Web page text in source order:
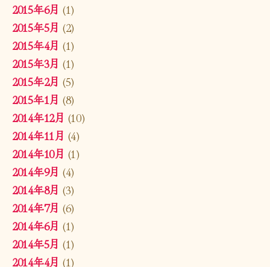
2015年6月 (1)
2015年5月 (2)
2015年4月 (1)
2015年3月 (1)
2015年2月 (5)
2015年1月 (8)
2014年12月 (10)
2014年11月 (4)
2014年10月 (1)
2014年9月 (4)
2014年8月 (3)
2014年7月 (6)
2014年6月 (1)
2014年5月 (1)
2014年4月 (1)